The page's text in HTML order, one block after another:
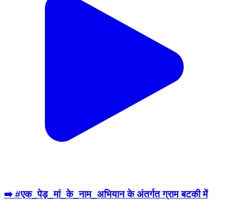
➡️ #एक_पेड़_मां_के_नाम_अभियान के अंतर्गत ग्राम बटकी में